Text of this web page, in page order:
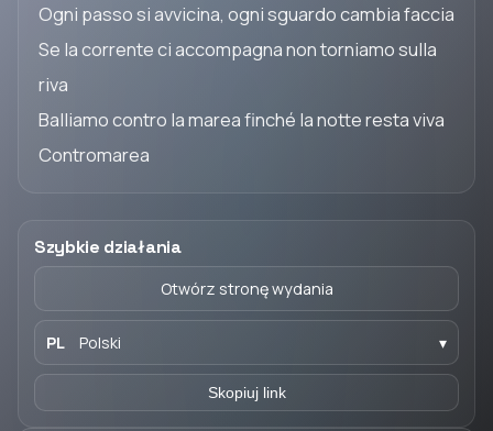
Szybkie działania
Otwórz stronę wydania
PL Polski ▾
Skopiuj link
Ogni passo si avvicina, ogni sguardo cambia faccia
Se la corrente ci accompagna non torniamo sulla
riva
Balliamo contro la marea finché la notte resta viva
Contromarea